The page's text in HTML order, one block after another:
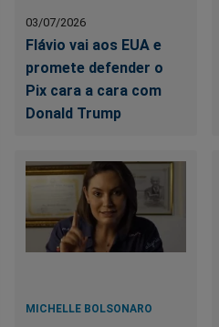
03/07/2026
Flávio vai aos EUA e
promete defender o
Pix cara a cara com
Donald Trump
MICHELLE BOLSONARO